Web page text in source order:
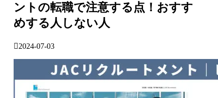
ントの転職で注意する点！おすす
めする人しない人
2024-07-03